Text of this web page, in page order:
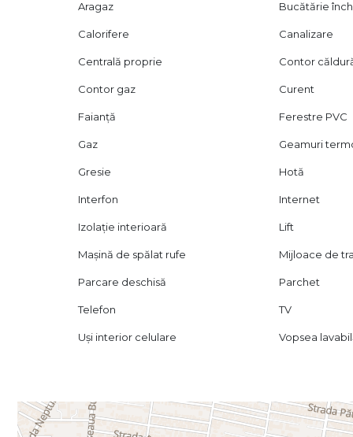
Aragaz Bucătărie
Calorifere Canalizare
Centrală proprie Contor
Contor gaz Curent
Faianță Ferestre PVC
Gaz Geamuri
Gresie Hotă
Interfon Internet
Izolație interioară Lift
Mașină de spălat rufe Mijloace de
Parcare deschisă Parchet
Telefon TV
Uși interior celulare Vopsea